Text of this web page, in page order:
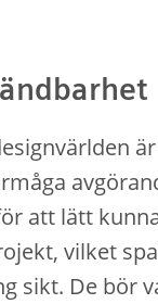
är
att lätt
vilket
sikt. De bör